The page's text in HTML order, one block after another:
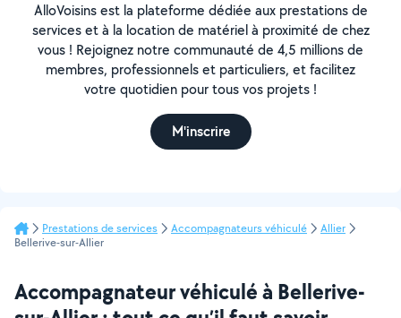
AlloVoisins est la plateforme dédiée aux prestations de
services et à la location de matériel à proximité de chez
vous ! Rejoignez notre communauté de 4,5 millions de
membres, professionnels et particuliers, et facilitez
votre quotidien pour tous vos projets !
M'inscrire
Prestations de services Accompagnateurs véhiculé
Allier
Bellerive-sur-Allier
Accompagnateur véhiculé à Bellerive-